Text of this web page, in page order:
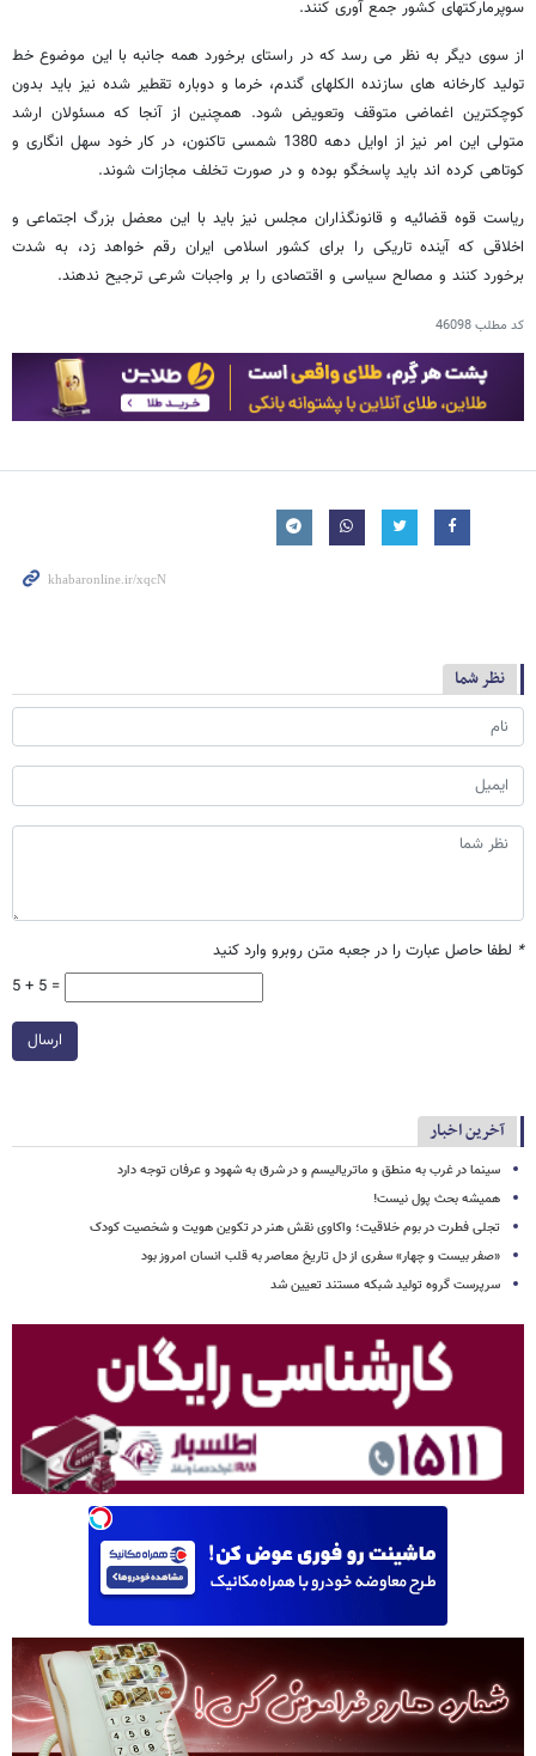
سوپرمارکتهای کشور جمع آوری کنند.
از سوی دیگر به نظر می رسد که در راستای برخورد همه جانبه با این موضوع خط
تولید کارخانه های سازنده الکلهای گندم، خرما و دوباره تقطیر شده نیز باید بدون
کوچکترین اغماضی متوقف وتعویض شود. همچنین از آنجا که مسئولان ارشد
متولی این امر نیز از اوایل دهه 1380 شمسی تاکنون، در کار خود سهل انگاری و
کوتاهی کرده اند باید پاسخگو بوده و در صورت تخلف مجازات شوند.
ریاست قوه قضائیه و قانونگذاران مجلس نیز باید با این معضل بزرگ اجتماعی و
اخلاقی که آینده تاریکی را برای کشور اسلامی ایران رقم خواهد زد، به شدت
برخورد کنند و مصالح سیاسی و اقتصادی را بر واجبات شرعی ترجیح ندهند.
کد مطلب46098
نظر شما
* لطفا حاصل عبارت را در جعبه متن روبرو وارد کنید
5 + 5 =
ارسال
آخرین اخبار
سینما در غرب به منطق و ماتریالیسم و در شرق به شهود و عرفان توجه دارد
همیشه بحث پول نیست!
تجلی فطرت در بوم خلاقیت؛ واکاوی نقش هنر در تکوین هویت و شخصیت کودک
«صفر بیست و چهار» سفری از دل تاریخ معاصر به قلب انسان امروز بود
سرپرست گروه تولید شبکه مستند تعیین شد